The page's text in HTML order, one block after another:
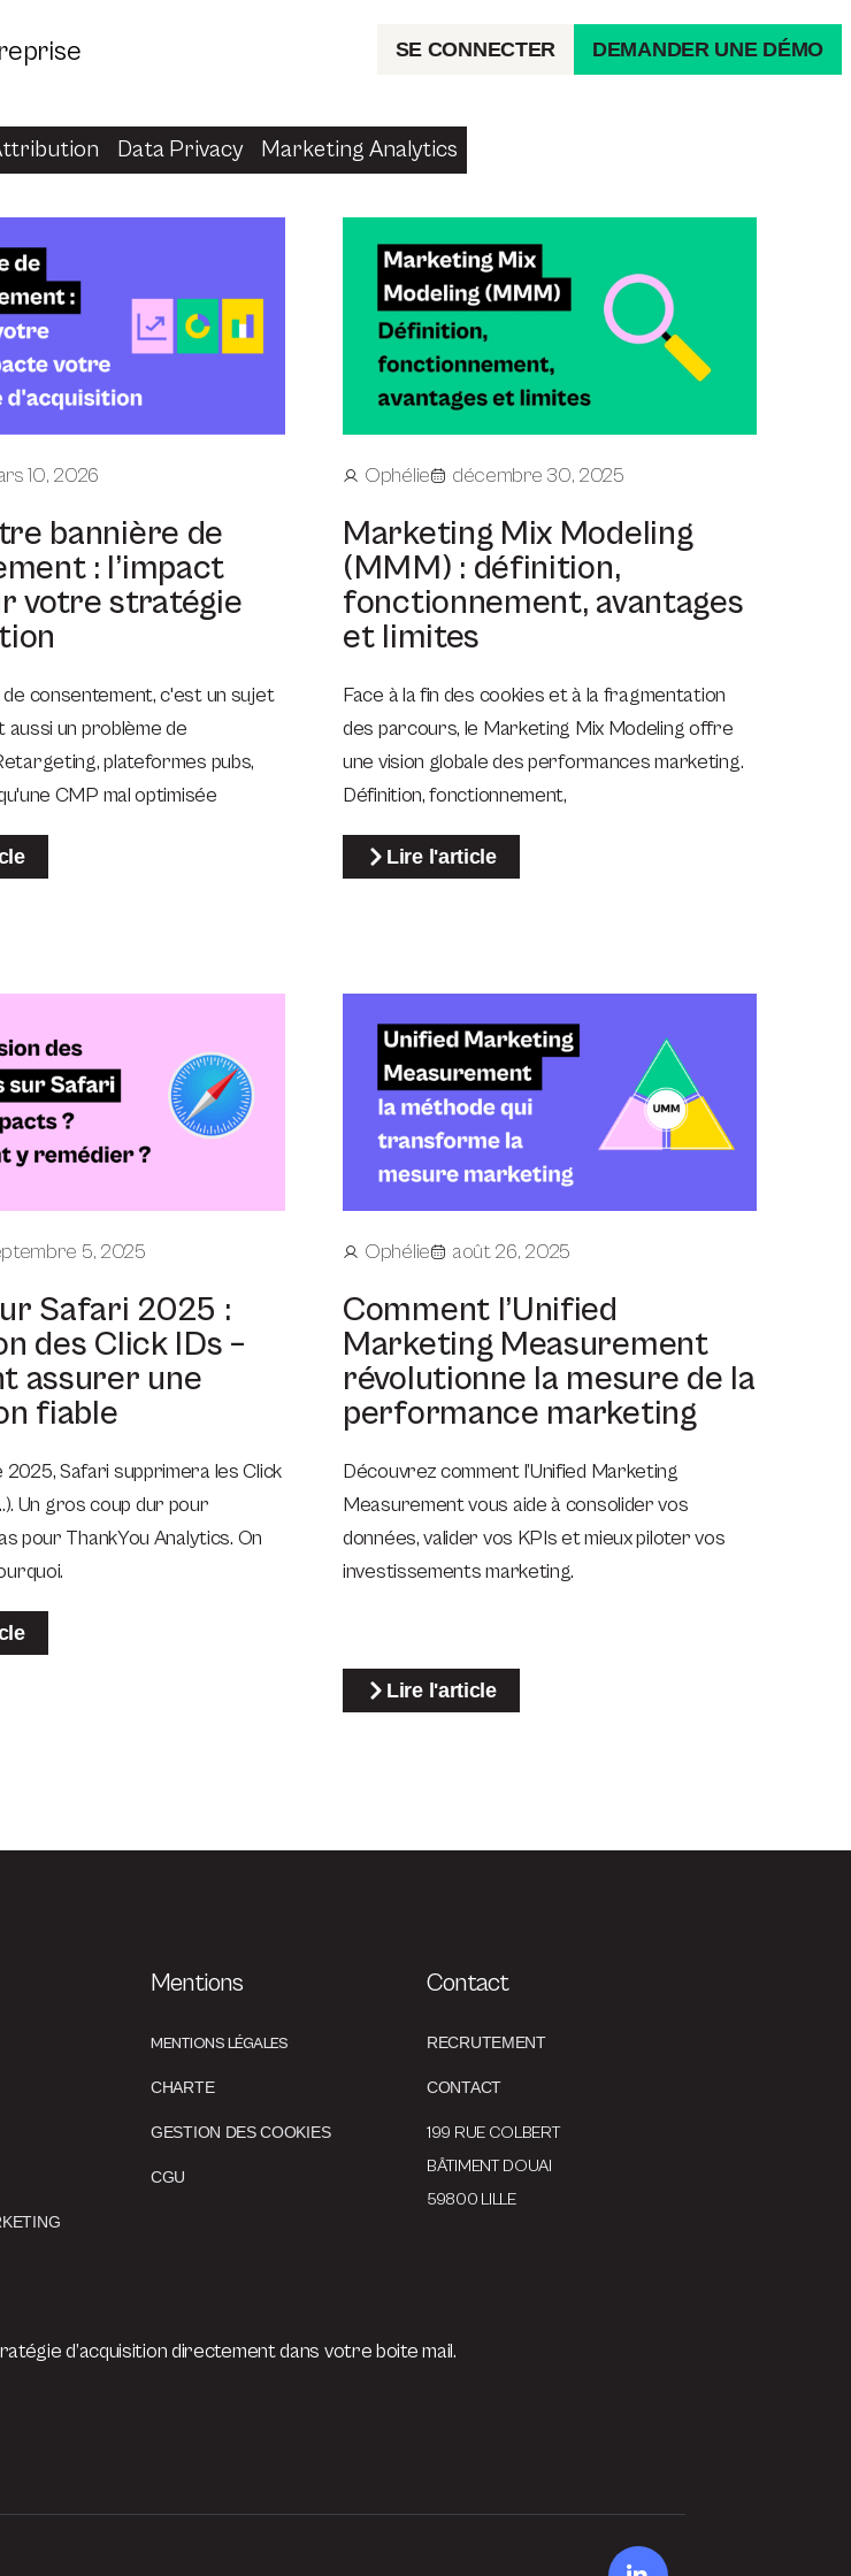
SE CONNECTER DEMANDER UNE DÉMO
Data Privacy Marketing Analytics
10, 2026
bannière de
: l’impact
votre stratégie
consentement, c'est un sujet
aussi un problème de
plateformes pubs,
CMP mal optimisée
Ophélie décembre 30, 2025
Marketing Mix Modeling
(MMM) : définition,
fonctionnement, avantages
et limites
Face à la fin des cookies et à la fragmentation
des parcours, le Marketing Mix Modeling offre
une vision globale des performances marketing.
Définition, fonctionnement,
Lire l'article
5, 2025
Safari 2025 :
des Click IDs –
assurer une
fiable
Safari supprimera les Click
Un gros coup dur pour
pour ThankYou Analytics. On
Ophélie août 26, 2025
Comment l’Unified
Marketing Measurement
révolutionne la mesure de la
performance marketing
Découvrez comment l’Unified Marketing
Measurement vous aide à consolider vos
données, valider vos KPIs et mieux piloter vos
investissements marketing.
Lire l'article
Mentions
MENTIONS LÉGALES
CHARTE
GESTION DES COOKIES
CGU
Contact
RECRUTEMENT
CONTACT
199 RUE COLBERT
BÂTIMENT DOUAI
59800 LILLE
d’acquisition directement dans votre boite mail.